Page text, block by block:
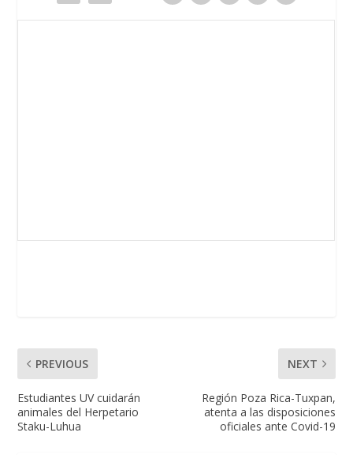
PREVIOUS
Estudiantes UV cuidarán
animales del Herpetario
Staku-Luhua
NEXT
Región Poza Rica-Tuxpan,
atenta a las disposiciones
oficiales ante Covid-19